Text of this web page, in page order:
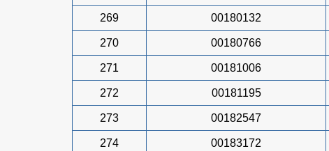
269 00180132
270 00180766
271 00181006
272 00181195
273 00182547
274 00183172